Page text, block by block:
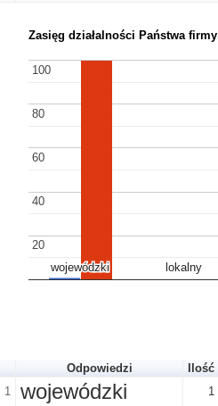
Zasięg działalności Państwa firmy
wojewódzki
wojewódzki lokalny
lokalny
20
20
40
40
60
60
80
80
100
100
Odpowiedzi Ilość
1
wojewódzki 1